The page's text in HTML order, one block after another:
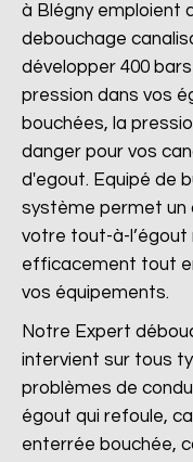
à Blégny emploient
debouchage
développer 400
pression dans vos
bouchées, la
danger pour vos
d'egout. Equipé de
système permet un
votre tout-à-
efficacement tout
vos équipements.
Notre Expert
intervient sur tous
problèmes de
égout qui refoule,
enterrée bouchée,